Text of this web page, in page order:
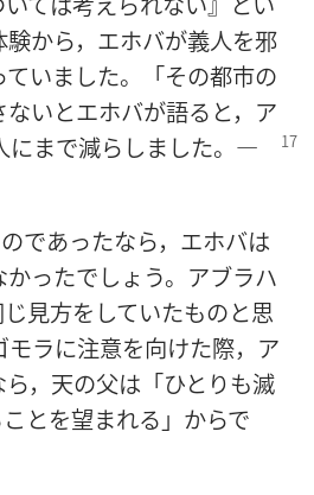
から，エホバが義人を邪
いました。「その都市の
いとエホバが語ると，ア
にまで減らしました。―
であったなら，エホバは
ったでしょう。アブラハ
見方をしていたものと思
ラに注意を向けた際，ア
，天の父は「ひとりも滅
とを望まれる」からで